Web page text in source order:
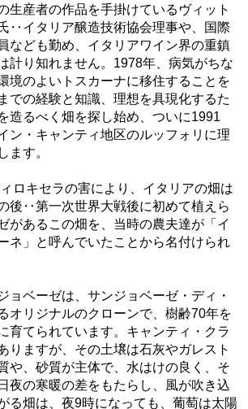
生産者の作品を手掛けているヴィット
‥イタリア醸造技術協会理事や、国際
なども勤め、イタリアワイン界の重鎮
計り知れません。1978年、病気がちな
境のよいトスカーナに移住することを
での経験と知識、理想を具現化するた
造るべく畑を探し始め、ついに1991
ン・キャンティ地区のルッフォリに理
ます。
ロキセラの害により、イタリアの畑は
後‥第一次世界大戦後に初めて植えら
があるこの畑を、当時の農夫達が「イ
ネ」と呼んでいたことから名付けられ
ョベーゼは、サンジョベーゼ・ディ・
オリジナルのクローンで、樹齢70年を
育てられています。キャンティ・クラ
りますが、その土壌は石灰やガレスト
や、砂質が主体で、水はけの良く、そ
夜の寒暖の差をもたらし、風が吹き込
る畑は、夜9時になっても、葡萄は太陽